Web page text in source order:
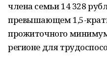
члена семьи 14 328
превышающем 1,5-
прожиточного
регионе для